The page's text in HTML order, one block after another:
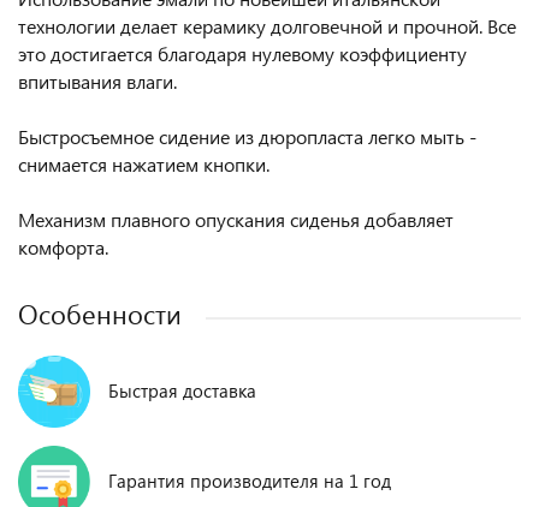
технологии делает керамику долговечной и прочной. Все
это достигается благодаря нулевому коэффициенту
впитывания влаги.
Быстросъемное сидение из дюропласта легко мыть -
снимается нажатием кнопки.
Механизм плавного опускания сиденья добавляет
комфорта.
Особенности
Быстрая доставка
Гарантия производителя на 1 год